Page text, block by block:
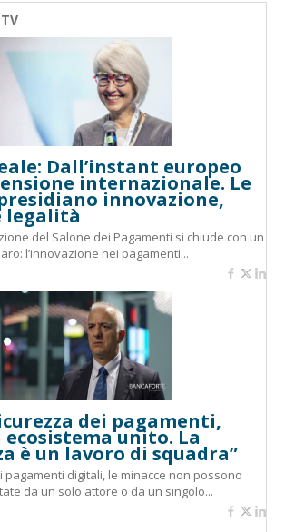
Dall’instant europeo
internazionale. Le
innovazione,
legalità
del Salone dei Pagamenti si chiude con un
l’innovazione nei pagamenti...
dei pagamenti,
ecosistema unito. La
è un lavoro di squadra”
pagamenti digitali, le minacce non possono
da un solo attore o da un singolo...